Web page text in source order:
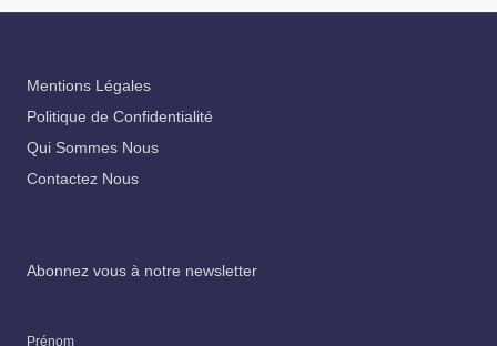
Mentions Légales
Politique de Confidentialité
Qui Sommes Nous
Contactez Nous
Abonnez vous à notre newsletter
Prénom